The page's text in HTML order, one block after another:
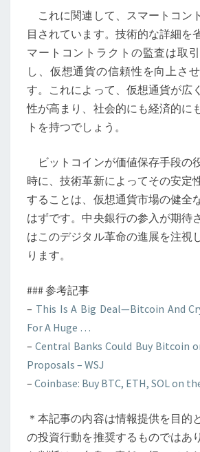
性：
市
場
と
セ
キ
テ
ィ
技
術
の
これに関連して、スマートコン
目されています。技術的な詳細を
マートコントラクトの監査は取
し、仮想通貨の信頼性を向上さ
す。これによって、仮想通貨が広
性が高まり、社会的にも経済的に
トを持つでしょう。
ビットコインが価値保存手段の
時に、技術革新によってその安定
することは、仮想通貨市場の健全
はずです。中央銀行の参入が期待
はこのデジタル革命の進展を注視
ります。
### 参考記事
– This Is A Big Deal—Bitcoin And
For A Huge …
–Central Banks Could Buy Bitcoin
Proposals – WSJ
– Coinbase: Buy BTC, ETH, SOL on
＊本記事の内容は情報提供を目的
の投資行動を推奨するものではあ